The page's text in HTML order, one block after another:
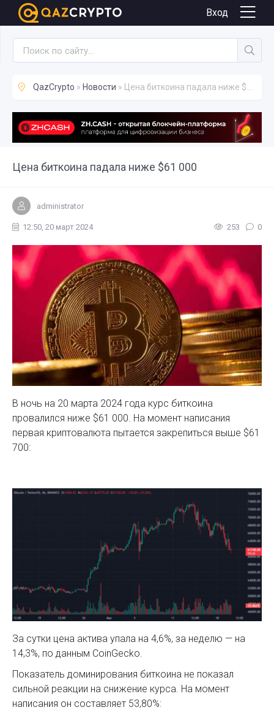
Вход
QazCrypto » Новости » Цена биткоина падала ниже $61 000
Цена биткоина падала ниже $61 000
Новости
administrator
12:50, 20 март 2024 253 0
В ночь на 20 марта 2024 года курс биткоина
провалился ниже $61 000. На момент написания
первая криптовалюта пытается закрепиться выше $61
700:
За сутки цена актива упала на 4,6%, за неделю — на
14,3%, по данным CoinGecko.
Показатель доминирования биткоина не показал
сильной реакции на снижение курса. На момент
написания он составляет 53,80%: